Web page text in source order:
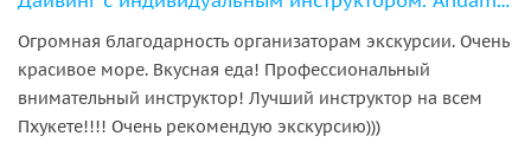
Огромная благодарность организаторам экскурсии. Очень
красивое море. Вкусная еда! Профессиональный
внимательный инструктор! Лучший инструктор на всем
Пхукете!!!! Очень рекомендую экскурсию)))